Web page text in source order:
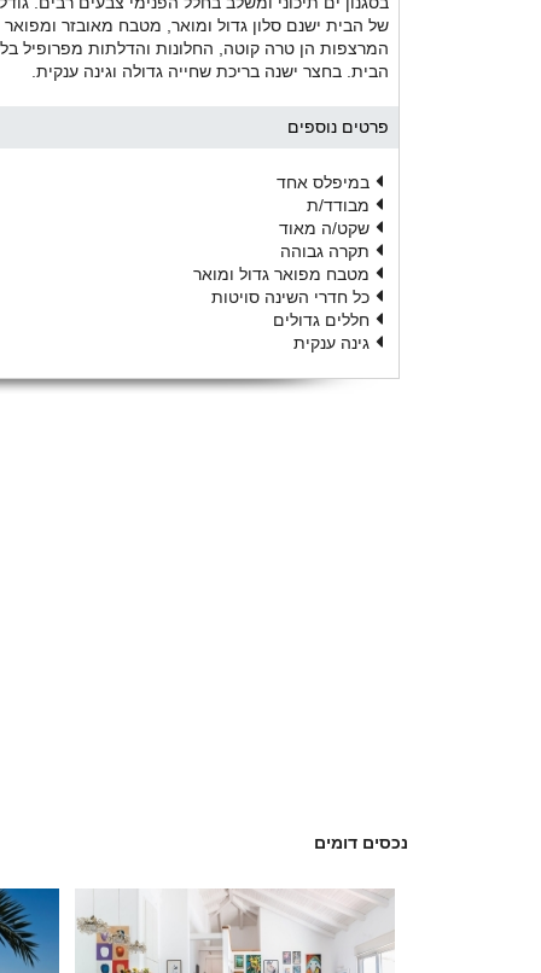
של הבית ישנם סלון גדול ומואר, מטבח מאובזר ומפואר
המרצפות הן טרה קוטה, החלונות והדלתות מפרופיל
הבית. בחצר ישנה בריכת שחייה גדולה וגינה ענקית.
פרטים נוספים
במיפלס אחד
מבודד/ת
שקט/ה מאוד
תקרה גבוהה
מטבח מפואר גדול ומואר
כל חדרי השינה סויטות
חללים גדולים
גינה ענקית
נכסים דומים